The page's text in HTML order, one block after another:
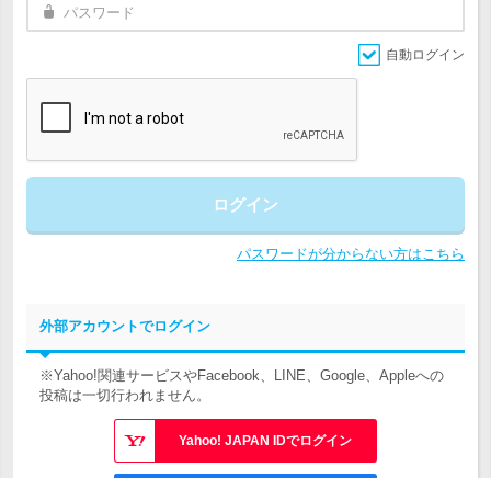
自動ログイン
ログイン
パスワードが分からない方はこちら
外部アカウントでログイン
※Yahoo!関連サービスやFacebook、LINE、Google、Appleへの
投稿は一切行われません。
Yahoo! JAPAN IDでログイン